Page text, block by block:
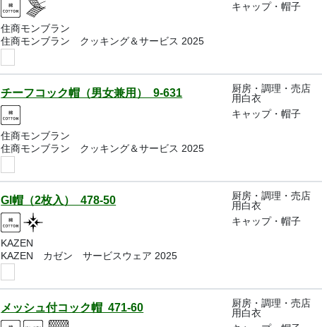
住商モンブラン
住商モンブラン クッキング＆サービス 2025
キャップ・帽子
チーフコック帽（男女兼用） 9-631
住商モンブラン
住商モンブラン クッキング＆サービス 2025
厨房・調理・売店
用白衣
キャップ・帽子
GI帽（2枚入） 478-50
KAZEN
KAZEN カゼン サービスウェア 2025
厨房・調理・売店
用白衣
キャップ・帽子
メッシュ付コック帽 471-60
厨房・調理・売店
用白衣